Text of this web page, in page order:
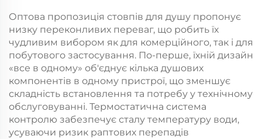
низькими цінами
Оптова пропозиція стовпів для душу пропонує
низку переконливих переваг, що робить їх
чудливим вибором як для комерційного, так і для
побутового застосування. По-перше, їхній дизайн
«все в одному» об'єднує кілька душових
компонентів в одному пристрої, що зменшує
складність встановлення та потребу у технічному
обслуговуванні. Термостатична система
контролю забезпечує сталу температуру води,
усуваючи ризик раптових перепадів